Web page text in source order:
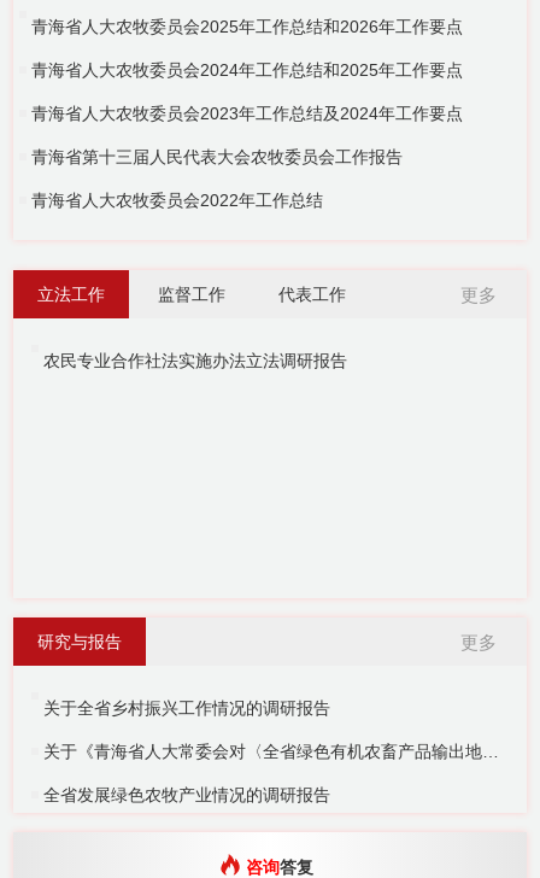
青海省人大农牧委员会2025年工作总结和2026年工作要点
青海省人大农牧委员会2024年工作总结和2025年工作要点
青海省人大农牧委员会2023年工作总结及2024年工作要点
青海省第十三届人民代表大会农牧委员会工作报告
青海省人大农牧委员会2022年工作总结
立法工作 监督工作 代表工作
农民专业合作社法实施办法立法调研报告
更多
研究与报告
关于全省乡村振兴工作情况的调研报告
关于《青海省人大常委会对〈全省绿色有机农畜产品输出地建设情况报告〉的审议意见》及专题询问应询承诺事项整改落实情况的调研报告
全省发展绿色农牧产业情况的调研报告
更多
咨询答复